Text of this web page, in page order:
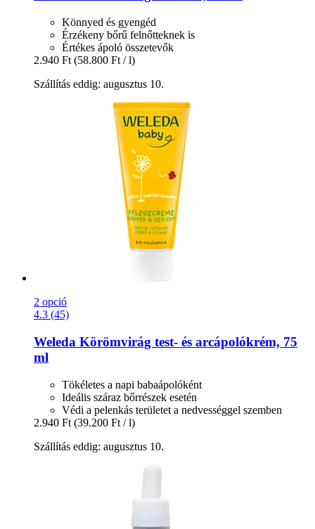
Könnyed és gyengéd
Érzékeny bőrű felnőtteknek is
Értékes ápoló összetevők
2.940 Ft (58.800 Ft / l)
Szállítás eddig: augusztus 10.
2 opció
4.3 (45)
Weleda Körömvirág test-​ és arcápolókrém, 75
ml
Tökéletes a napi babaápolóként
Ideális száraz bőrrészek esetén
Védi a pelenkás területet a nedvességgel szemben
2.940 Ft (39.200 Ft / l)
Szállítás eddig: augusztus 10.